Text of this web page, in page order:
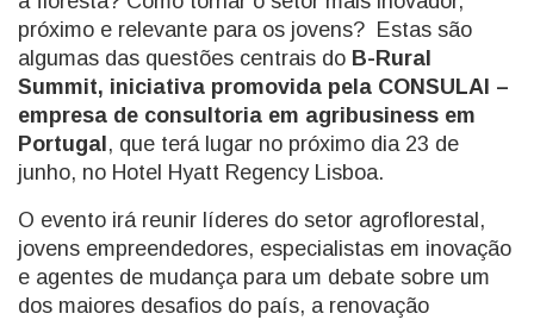
próximo e relevante para os jovens? Estas são
algumas das questões centrais do B-Rural
Summit, iniciativa promovida pela CONSULAI –
empresa de consultoria em agribusiness em
Portugal, que terá lugar no próximo dia 23 de
junho, no Hotel Hyatt Regency Lisboa.
O evento irá reunir líderes do setor agroflorestal,
jovens empreendedores, especialistas em inovação
e agentes de mudança para um debate sobre um
dos maiores desafios do país, a renovação